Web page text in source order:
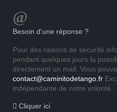
Besoin d'une réponse ?
Pour des raisons de sécurité
pendant quelques jours la
directement un mail. Vous
contact@caminitodetango.fr
indépendante de notre volonté.
Cliquer ici